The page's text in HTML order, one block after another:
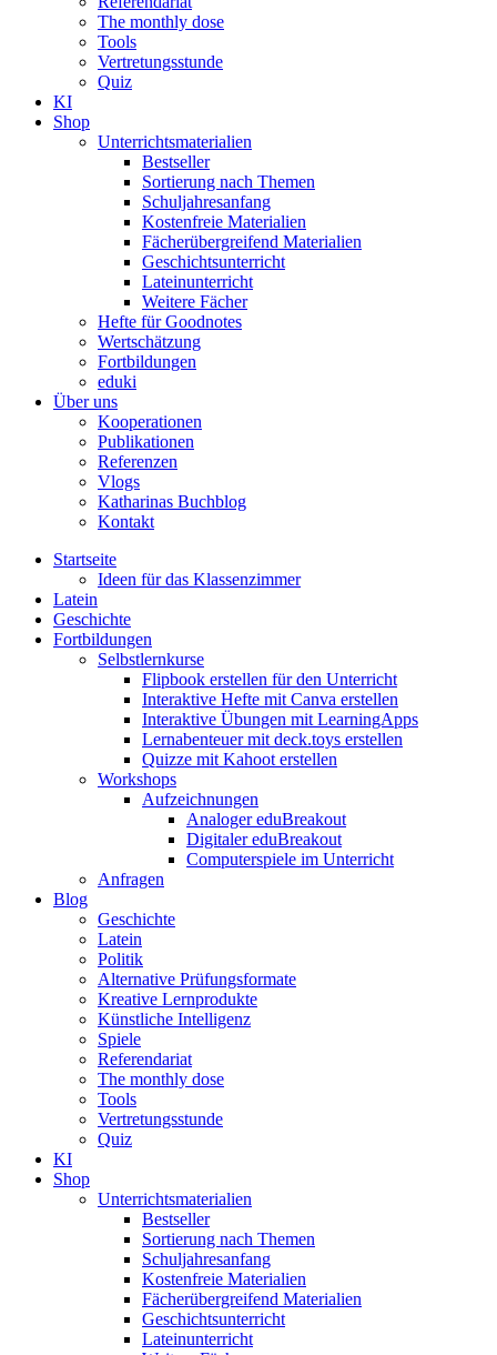
The monthly dose
Tools
Vertretungsstunde
Quiz
KI
Shop
Unterrichtsmaterialien
Bestseller
Sortierung nach Themen
Schuljahresanfang
Kostenfreie Materialien
Fächerübergreifend Materialien
Geschichtsunterricht
Lateinunterricht
Weitere Fächer
Hefte für Goodnotes
Wertschätzung
Fortbildungen
eduki
Über uns
Kooperationen
Publikationen
Referenzen
Vlogs
Katharinas Buchblog
Kontakt
Startseite
Ideen für das Klassenzimmer
Latein
Geschichte
Fortbildungen
Selbstlernkurse
Flipbook erstellen für den Unterricht
Interaktive Hefte mit Canva erstellen
Interaktive Übungen mit LearningApps
Lernabenteuer mit deck.toys erstellen
Quizze mit Kahoot erstellen
Workshops
Aufzeichnungen
Analoger eduBreakout
Digitaler eduBreakout
Computerspiele im Unterricht
Anfragen
Blog
Geschichte
Latein
Politik
Alternative Prüfungsformate
Kreative Lernprodukte
Künstliche Intelligenz
Spiele
Referendariat
The monthly dose
Tools
Vertretungsstunde
Quiz
KI
Shop
Unterrichtsmaterialien
Bestseller
Sortierung nach Themen
Schuljahresanfang
Kostenfreie Materialien
Fächerübergreifend Materialien
Geschichtsunterricht
Lateinunterricht